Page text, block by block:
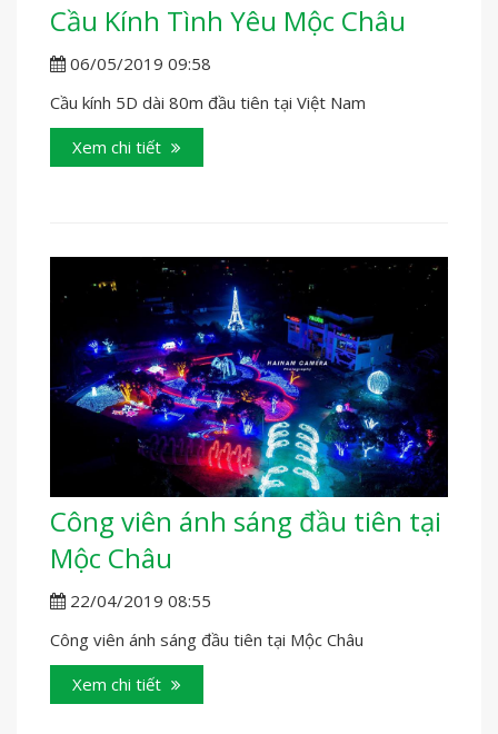
Cầu Kính Tình Yêu Mộc Châu
06/05/2019 09:58
Cầu kính 5D dài 80m đầu tiên tại Việt Nam
Xem chi tiết
Công viên ánh sáng đầu tiên tại
Mộc Châu
22/04/2019 08:55
Công viên ánh sáng đầu tiên tại Mộc Châu
Xem chi tiết